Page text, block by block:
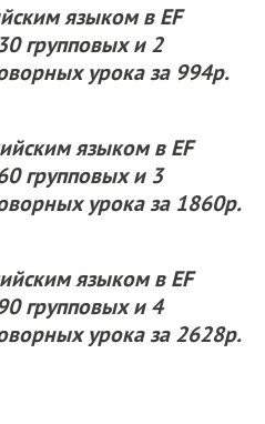
языком в EF
групповых и 2
уроказа 994р.
языком в EF
групповых и 3
уроказа 1860р.
языком в EF
групповых и 4
уроказа 2628р.